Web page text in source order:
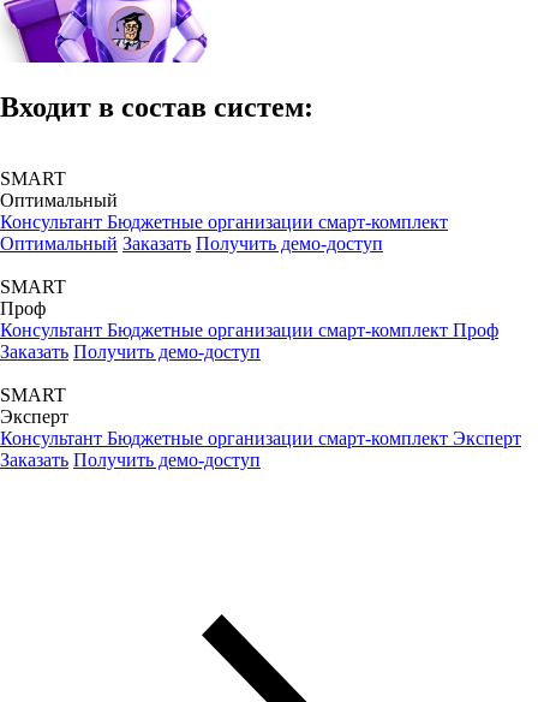
Входит в состав систем:
SMART
Оптимальный
Консультант Бюджетные организации смарт-комплект
Оптимальный Заказать Получить демо-доступ
SMART
Проф
Консультант Бюджетные организации смарт-комплект Проф
Заказать Получить демо-доступ
SMART
Эксперт
Консультант Бюджетные организации смарт-комплект Эксперт
Заказать Получить демо-доступ